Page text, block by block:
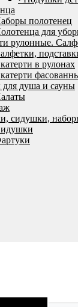
полотенец
для
рулонные.
в рулонах
для душа и сауны
сидушки,